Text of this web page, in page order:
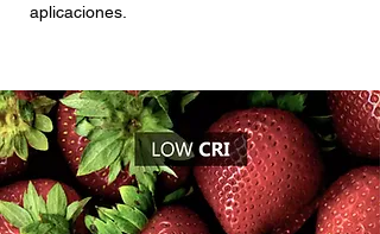
aplicaciones.